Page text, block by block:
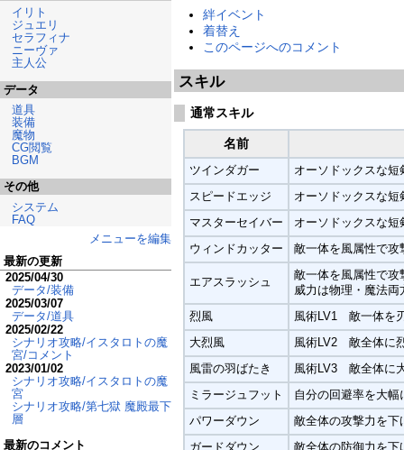
絆イベント
着替え
このページへのコメント
スキル
通常スキル
名前
ツインダガー
オーソドックスな短
スピードエッジ
オーソドックスな短
マスターセイバー
オーソドックスな短
ウィンドカッター
敵一体を風属性で攻
エアスラッシュ
敵一体を風属性で攻
威力は物理・魔法両
烈風
風術LV1 敵一体を
大烈風
風術LV2 敵全体に
風雷の羽ばたき
風術LV3 敵全体に
ミラージュフット
自分の回避率を大幅
パワーダウン
敵全体の攻撃力を下
ガードダウン
敵全体の防御力を下
イリト
ジュエリ
セラフィナ
ニーヴァ
主人公
データ
道具
装備
魔物
CG閲覧
BGM
その他
システム
FAQ
メニューを編集
最新の更新
2025/04/30
データ/装備
2025/03/07
データ/道具
2025/02/22
シナリオ攻略/イスタロトの魔
宮/コメント
2023/01/02
シナリオ攻略/イスタロトの魔
宮
シナリオ攻略/第七獄 魔殿最下
層
最新のコメント